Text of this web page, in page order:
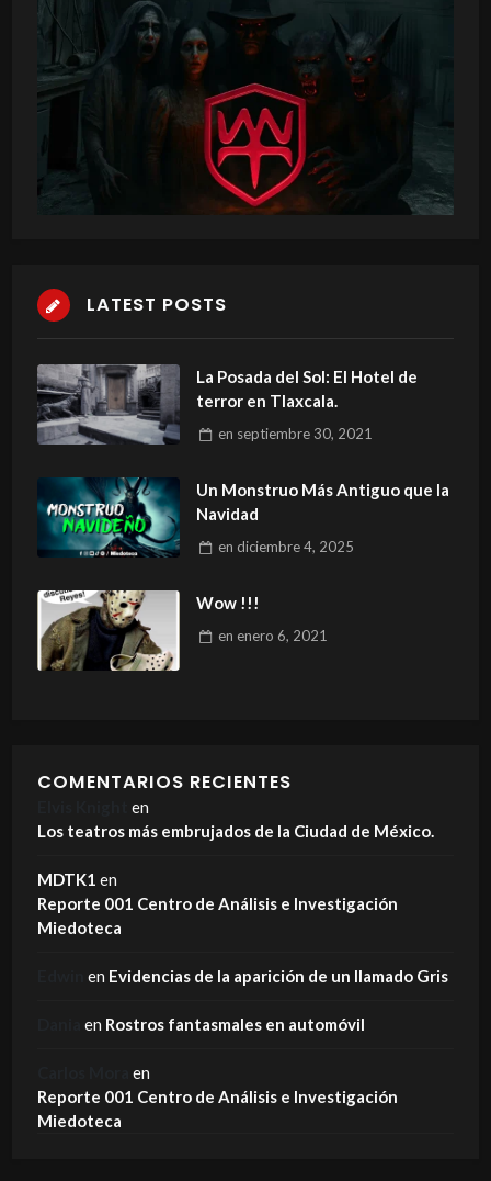
LATEST POSTS
La Posada del Sol: El Hotel de
terror en Tlaxcala.
en septiembre 30, 2021
Un Monstruo Más Antiguo que la
Navidad
en diciembre 4, 2025
Wow !!!
en enero 6, 2021
COMENTARIOS RECIENTES
en
Los teatros más embrujados de la Ciudad de México.
MDTK1 en
Reporte 001 Centro de Análisis e Investigación
Miedoteca
en Evidencias de la aparición de un llamado Gris
en Rostros fantasmales en automóvil
en
Reporte 001 Centro de Análisis e Investigación
Miedoteca